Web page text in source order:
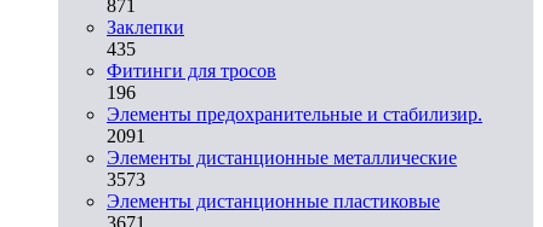
871
Заклепки
435
Фитинги для тросов
196
Элементы предохранительные и стабилизир.
2091
Элементы дистанционные металлические
3573
Элементы дистанционные пластиковые
3671